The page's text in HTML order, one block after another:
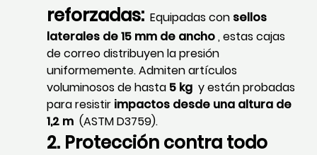
reforzadas: Equipadas con sellos
laterales de 15 mm de ancho, estas cajas
de correo distribuyen la presión
uniformemente. Admiten artículos
voluminosos de hasta 5 kg y están probadas
para resistir impactos desde una altura de
1,2 m (ASTM D3759).
2. Protección contra todo